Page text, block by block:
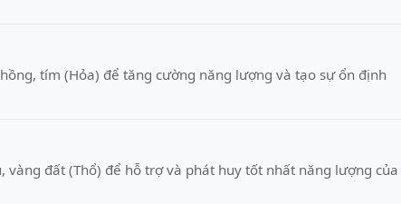
tím (Hỏa) để tăng cường năng lượng và tạo sự ổn định
đất (Thổ) để hỗ trợ và phát huy tốt nhất năng lượng của